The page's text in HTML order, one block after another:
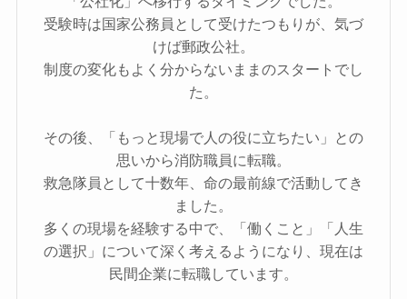
受験時は国家公務員として受けたつもりが、気づ
けば郵政公社。
制度の変化もよく分からないままのスタートでし
た。
その後、「もっと現場で人の役に立ちたい」との
思いから消防職員に転職。
救急隊員として十数年、命の最前線で活動してき
ました。
多くの現場を経験する中で、「働くこと」「人生
の選択」について深く考えるようになり、現在は
民間企業に転職しています。